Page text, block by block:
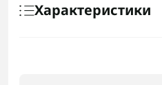
Характеристики